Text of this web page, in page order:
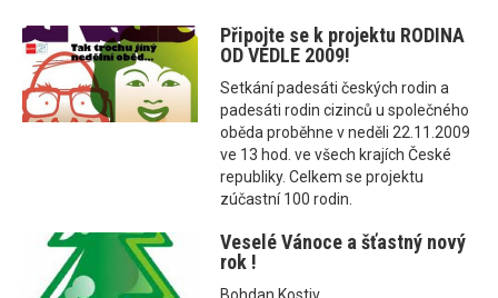
Připojte se k projektu RODINA
OD VEDLE 2009!
Setkání padesáti českých rodin a
padesáti rodin cizinců u společného
oběda proběhne v neděli 22.11.2009
ve 13 hod. ve všech krajích České
republiky. Celkem se projektu
zúčastní 100 rodin.
Veselé Vánoce a šťastný nový
rok !